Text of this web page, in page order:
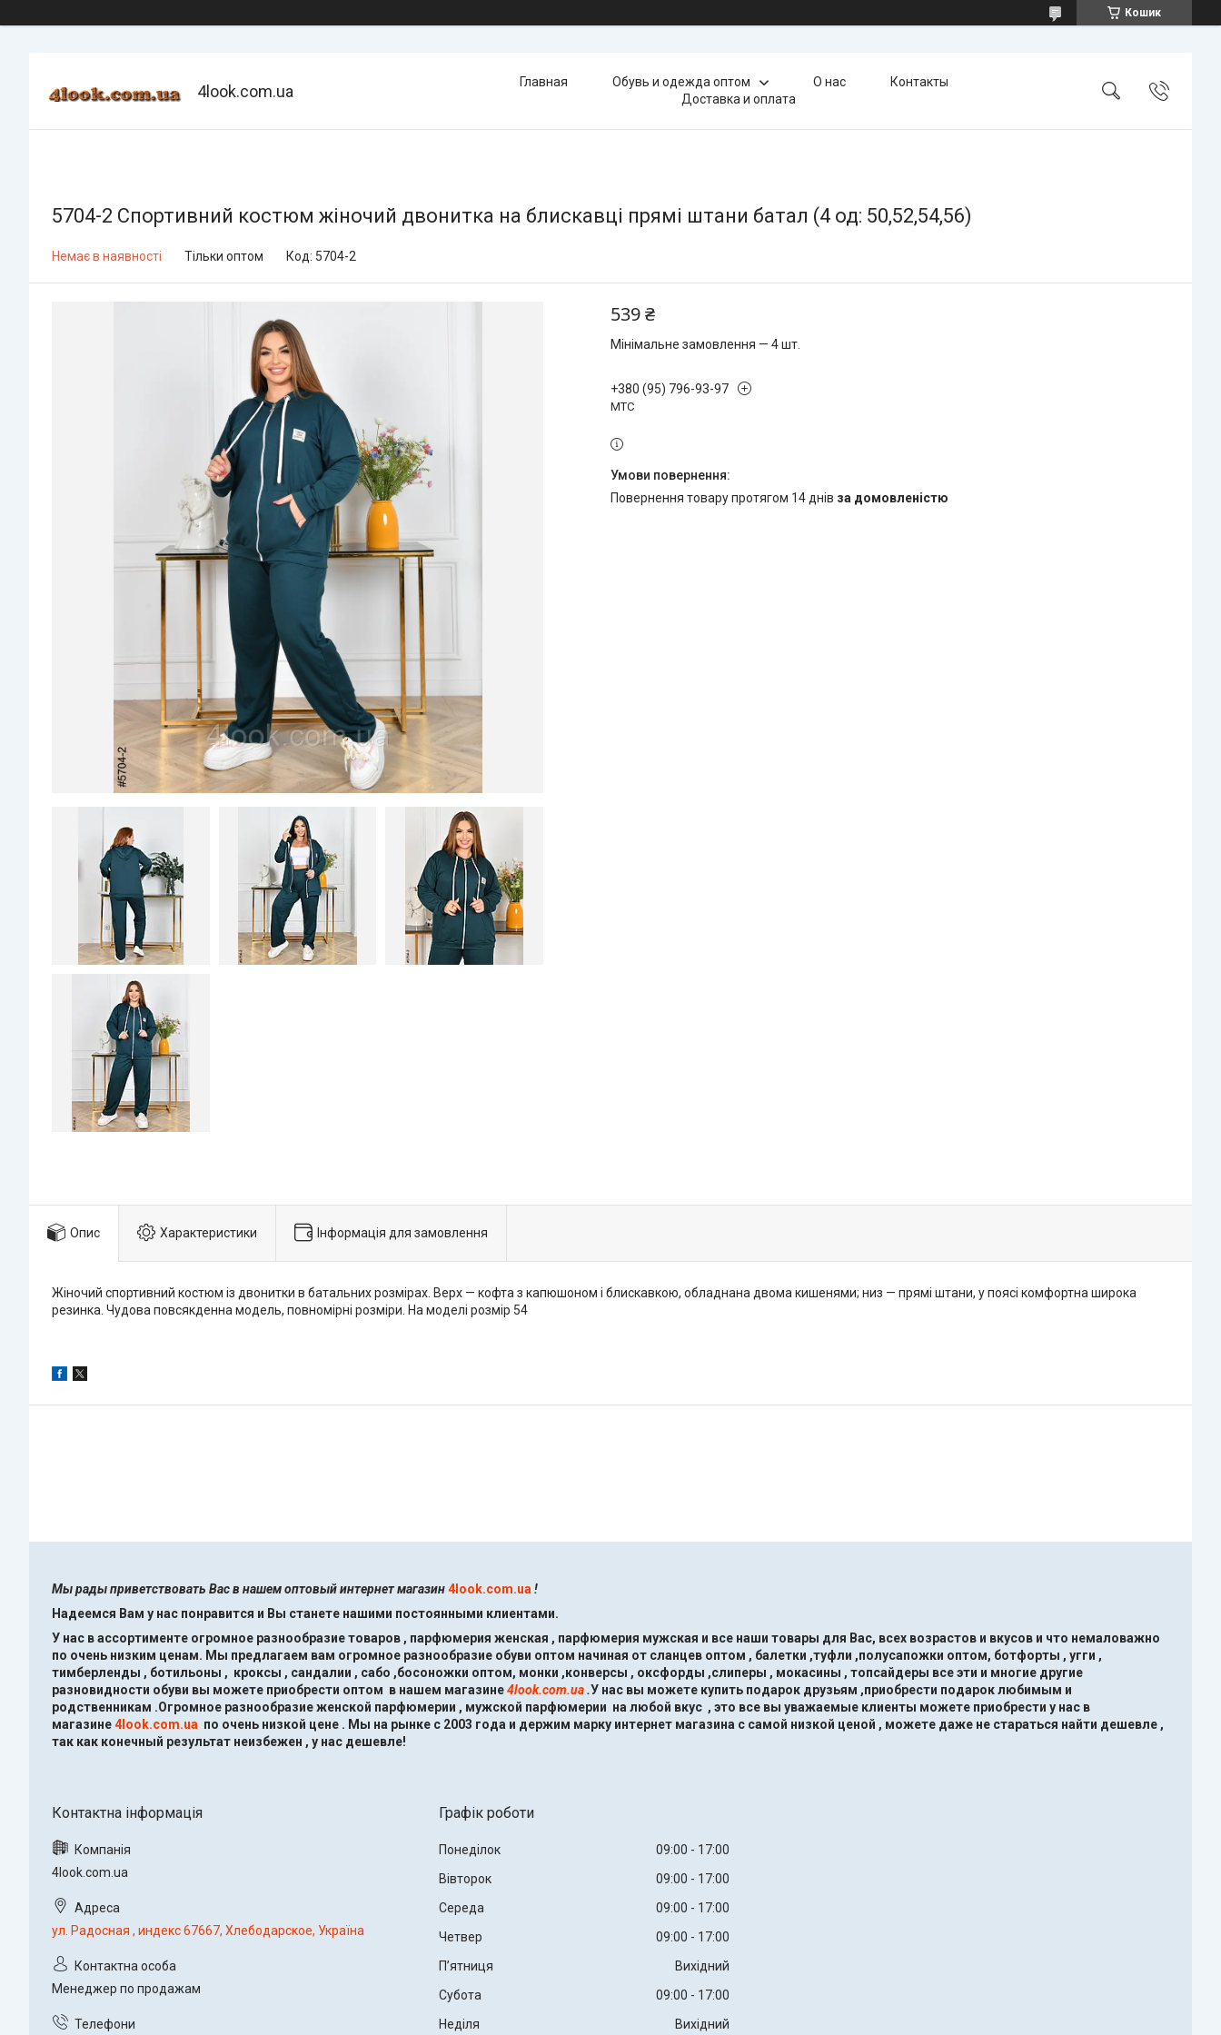
Кошик
4look.com.ua Главная Обувь и одежда оптом О нас
Контакты
Доставка и оплата
5704-2 Спортивний костюм жіночий двонитка на блискавці прямі штани батал (4 од: 50,52,54,56)
Немає в наявності Тільки оптом Код: 5704-2
539 ₴
Мінімальне замовлення — 4 шт.
+380 (95) 796-93-97
МТС
повернення товару протягом 14 днів за домовленістю
Опис Характеристики Інформація для замовлення
Жіночий спортивний костюм із двонитки в батальних розмірах. Верх — кофта з капюшоном і блискавкою, обладнана двома кишенями; низ — прямі штани, у поясі комфортна широка
резинка. Чудова повсякденна модель, повномірні розміри. На моделі розмір 54
Мы рады приветствовать Вас в нашем оптовый интернет магазин4look.com.ua !
Надеемся Вам у нас понравится и Вы станете нашими постоянными клиентами.
У нас в ассортименте огромное разнообразие товаров , парфюмерия женская , парфюмерия мужская и все наши товары для Вас, всех возрастов и вкусов и что немаловажно
по очень низким ценам. Мы предлагаем вам огромное разнообразие обуви оптом начиная от сланцев оптом , балетки ,туфли ,полусапожки оптом, ботфорты , угги ,
тимберленды , ботильоны , кроксы , сандалии , сабо ,босоножки оптом, монки ,конверсы , оксфорды ,слиперы , мокасины , топсайдеры все эти и многие другие
разновидности обуви вы можете приобрести оптом в нашем магазине4look.com.ua.У нас вы можете купить подарок друзьям ,приобрести подарок любимым и
родственникам .Огромное разнообразие женской парфюмерии , мужской парфюмерии на любой вкус , это все вы уважаемые клиенты можете приобрести у нас в
магазине4look.com.ua по очень низкой цене . Мы на рынке с 2003 года и держим марку интернет магазина с самой низкой ценой , можете даже не стараться найти дешевле ,
так как конечный результат неизбежен , у нас дешевле!
4look.com.ua
ул. Радосная , индекс 67667, Хлебодарское, Україна
Менеджер по продажам
Графік роботи
Понеділок 09:00
17:00
Вівторок
09:00
17:00
Середа
09:00
17:00
Четвер
09:00
17:00
Пʼятниця
Вихідний
Субота
09:00
17:00
Неділя
Вихідний